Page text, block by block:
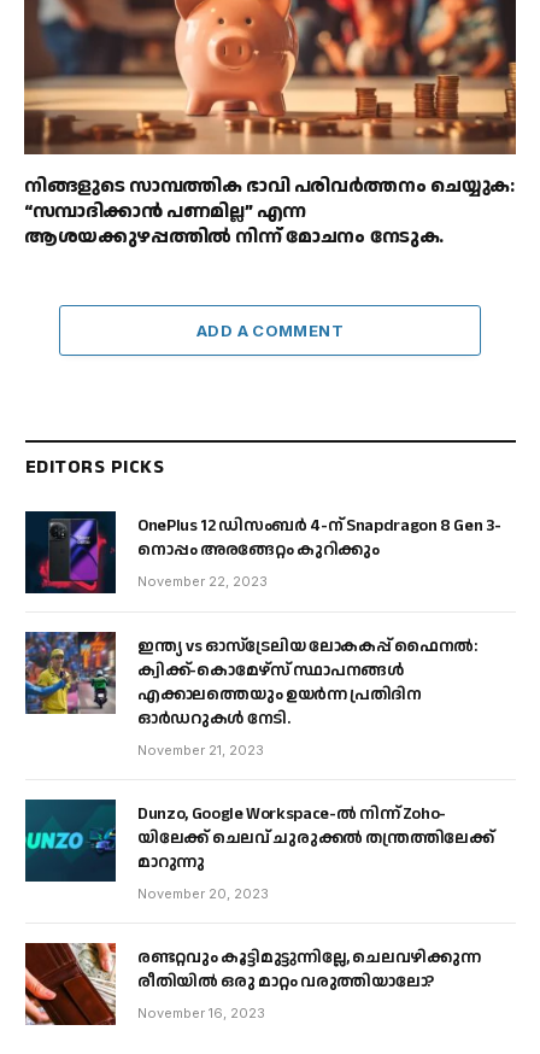
നിങ്ങളുടെ സാമ്പത്തിക ഭാവി പരിവർത്തനം ചെയ്യുക:
“സമ്പാദിക്കാൻ പണമില്ല” എന്ന
ആശയക്കുഴപ്പത്തിൽ നിന്ന് മോചനം നേടുക.
ADD A COMMENT
EDITORS PICKS
OnePlus 12 ഡിസംബർ 4-ന് Snapdragon 8 Gen 3-
നൊപ്പം അരങ്ങേറ്റം കുറിക്കും
November 22, 2023
ഇന്ത്യ vs ഓസ്‌ട്രേലിയ ലോകകപ്പ് ഫൈനൽ:
ക്വിക്ക്-കൊമേഴ്‌സ് സ്ഥാപനങ്ങൾ
എക്കാലത്തെയും ഉയർന്ന പ്രതിദിന
ഓർഡറുകൾ നേടി.
November 21, 2023
Dunzo, Google Workspace-ൽ നിന്ന് Zoho-
യിലേക്ക് ചെലവ് ചുരുക്കൽ തന്ത്രത്തിലേക്ക്
മാറുന്നു
November 20, 2023
രണ്ടറ്റവും കൂട്ടിമുട്ടുന്നില്ലേ, ചെലവഴിക്കുന്ന
രീതിയിൽ ഒരു മാറ്റം വരുത്തിയാലോ?
November 16, 2023